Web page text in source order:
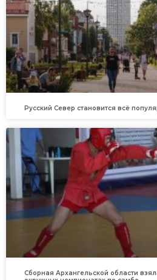
Русский Север становится всё
Сборная Архангельской области